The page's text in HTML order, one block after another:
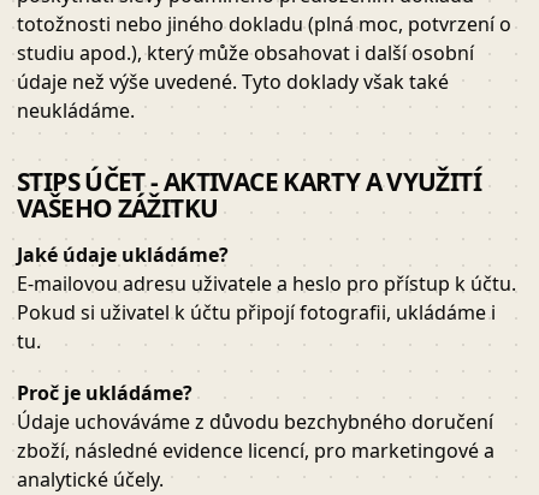
totožnosti nebo jiného dokladu (plná moc, potvrzení o
studiu apod.), který může obsahovat i další osobní
údaje než výše uvedené. Tyto doklady však také
neukládáme.
STIPS ÚČET - AKTIVACE KARTY A VYUŽITÍ
VAŠEHO ZÁŽITKU
Jaké údaje ukládáme?
E-mailovou adresu uživatele a heslo pro přístup k účtu.
Pokud si uživatel k účtu připojí fotografii, ukládáme i
tu.
Proč je ukládáme?
Údaje uchováváme z důvodu bezchybného doručení
zboží, následné evidence licencí, pro marketingové a
analytické účely.